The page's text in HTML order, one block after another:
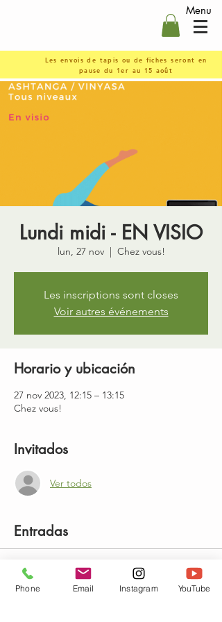
Menu
Les envois de tapis ou de fiches seront en
pause du 1er au 15 août
Lundi midi - EN VISIO
lun, 27 nov
  |
Chez vous!
Les inscriptions sont closes
Voir autres événements
Horario y ubicación
27 nov 2023, 12:15 – 13:15
Chez vous!
Invitados
Ver todos
Entradas
Venta finalizada
Tipo de entrada
Phone Email Instagram YouTube